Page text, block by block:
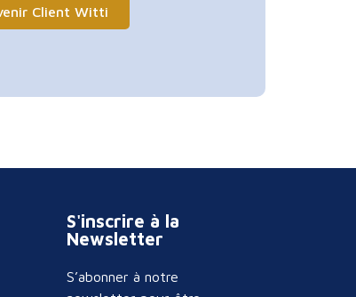
Client Witti
S'inscrire à la
Newsletter
S’abonner à notre